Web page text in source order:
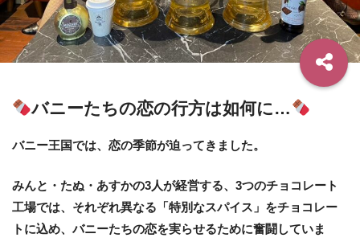
バニーたちの恋の行方は如何に…
バニー王国では、恋の季節が迫ってきました。
みんと・たぬ・あすかの3人が経営する、3つのチョコレート
工場では、それぞれ異なる「特別なスパイス」をチョコレー
トに込め、バニーたちの恋を実らせるために奮闘していま